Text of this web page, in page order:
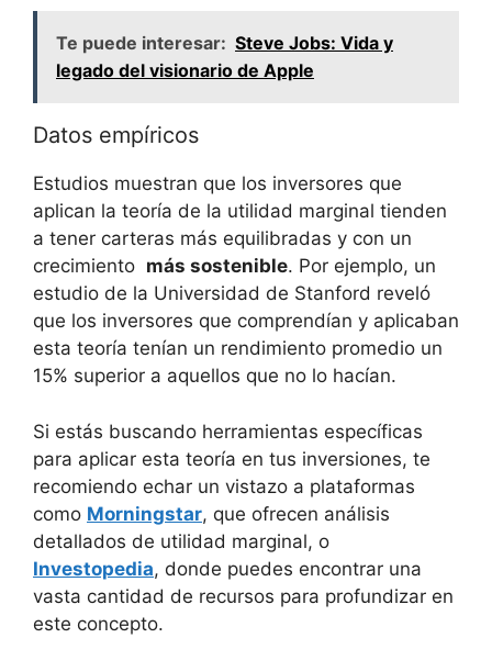
Te puede interesar: Steve Jobs: Vida y
legado del visionario de Apple
Datos empíricos
Estudios muestran que los inversores que
⁤aplican la​ teoría de la utilidad marginal tienden
a tener carteras​ más equilibradas y con un
crecimiento ⁤ más ⁢sostenible. ‌Por ejemplo, un ​
estudio ‌de⁤ la Universidad​ de‍ Stanford⁣ reveló
que los inversores que comprendían y aplicaban​
esta teoría tenían un ‌rendimiento promedio ⁤un
15%⁣ superior a⁢ aquellos que no lo hacían.
Si estás ​buscando herramientas específicas
⁣para aplicar esta teoría en tus inversiones, te
recomiendo echar ​un vistazo ‌a plataformas
como Morningstar, que ofrecen análisis
detallados de ⁢utilidad marginal, o
Investopedia, donde puedes encontrar una‍
vasta cantidad de recursos para profundizar en
este concepto.